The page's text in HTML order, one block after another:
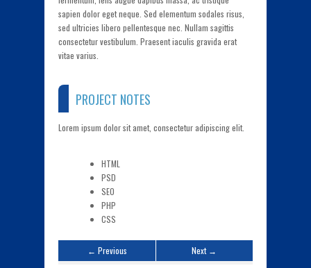
sapien dolor eget neque. Sed elementum sodales risus,
sed ultricies libero pellentesque nec. Nullam sagittis
consectetur vestibulum. Praesent iaculis gravida erat
vitae varius.
PROJECT NOTES
Lorem ipsum dolor sit amet, consectetur adipiscing elit.
HTML
PSD
SEO
PHP
CSS
← Previous Next →